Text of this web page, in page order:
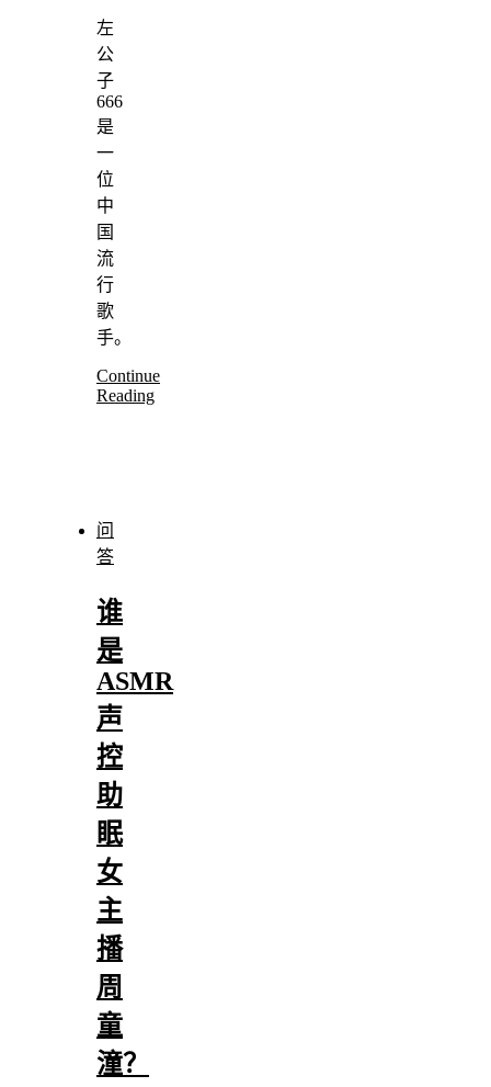
左
公
子
666
是
一
位
中
国
流
行
歌
手。
Continue
Reading
问
答
谁
是
ASMR
声
控
助
眠
女
主
播
周
童
潼？